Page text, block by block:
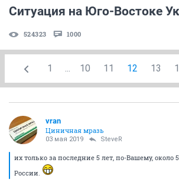
524323 1000
1 ... 10 11 12 13
vran
Циничная мразь
03 мая 2019 SteveR
их только за последние 5 лет, по-Вашему, около
России.